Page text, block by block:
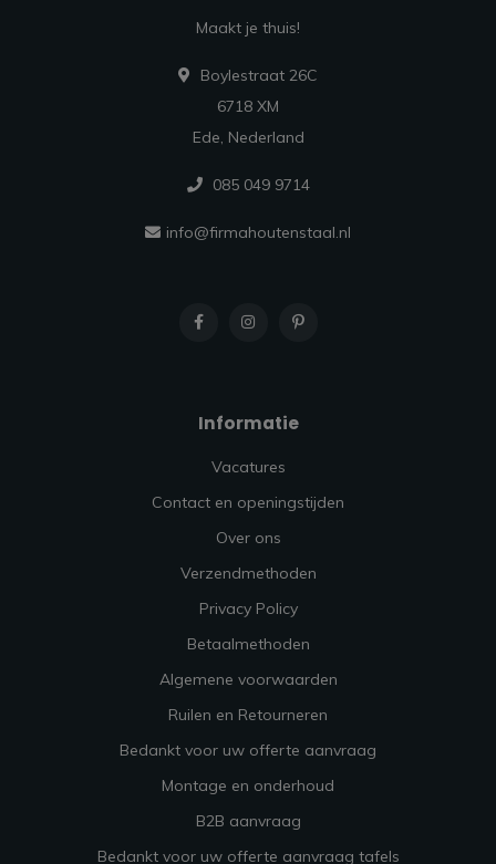
Maakt je thuis!
Boylestraat 26C
6718 XM
Ede, Nederland
085 049 9714
info@firmahoutenstaal.nl
Informatie
Vacatures
Contact en openingstijden
Over ons
Verzendmethoden
Privacy Policy
Betaalmethoden
Algemene voorwaarden
Ruilen en Retourneren
Bedankt voor uw offerte aanvraag
Montage en onderhoud
B2B aanvraag
Bedankt voor uw offerte aanvraag tafels